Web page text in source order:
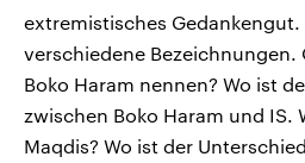
extremistisches
verschiedene Bezeichnungen.
Boko Haram nennen? Wo ist
zwischen Boko Haram und IS.
Maqdis? Wo ist der